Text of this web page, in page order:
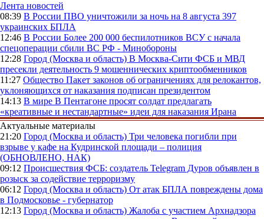
Лента новостей
08:39 В России ПВО уничтожили за ночь на 8 августа 397
украинских БПЛА
12:46 В России Более 200 000 беспилотников ВСУ с начала
спецоперации сбили ВС РФ - Минобороны
12:28 Город (Москва и область) В Москва-Сити ФСБ и МВД
пресекли деятельность 9 мошеннических криптообменников
11:27 Общество Пакет законов об ограничениях для релокантов,
уклоняющихся от наказания подписан президентом
14:13 В мире В Пентагоне просят солдат предлагать
«креативные и нестандартные» идеи для наказания Ирана
Актуальные материалы
21:20 Город (Москва и область) Три человека погибли при
взрыве у кафе на Кудринской площади – полиция
(ОБНОВЛЕНО, НАК)
09:12 Происшествия ФСБ: создатель Telegram Дуров объявлен в
розыск за содействие терроризму
06:12 Город (Москва и область) От атак БПЛА повреждены дома
в Подмосковье - губернатор
12:13 Город (Москва и область) Жалоба с участием Архнадзора